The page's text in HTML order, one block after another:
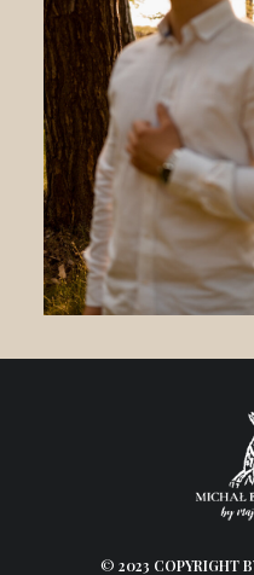
© 2023 COPYRIGHT